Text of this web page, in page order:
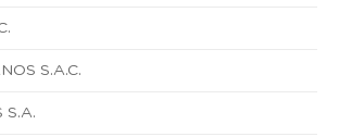
S.A.C.
S.A.